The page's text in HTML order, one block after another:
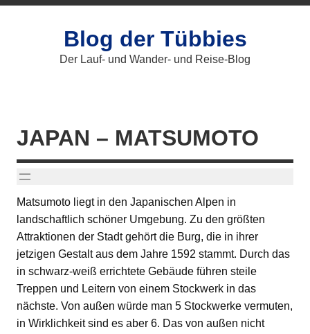
Zum
Blog der Tübbies
Der Lauf- und Wander- und Reise-Blog
JAPAN – MATSUMOTO
Matsumoto liegt in den Japanischen Alpen in
landschaftlich schöner Umgebung. Zu den größten
Attraktionen der Stadt gehört die Burg, die in ihrer
jetzigen Gestalt aus dem Jahre 1592 stammt. Durch das
in schwarz-weiß errichtete Gebäude führen steile
Treppen und Leitern von einem Stockwerk in das
nächste. Von außen würde man 5 Stockwerke vermuten,
in Wirklichkeit sind es aber 6. Das von außen nicht